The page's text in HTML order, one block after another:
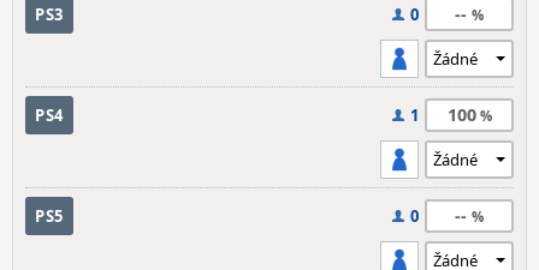
PS3 0 --
PS4 1 100
PS5 0 --